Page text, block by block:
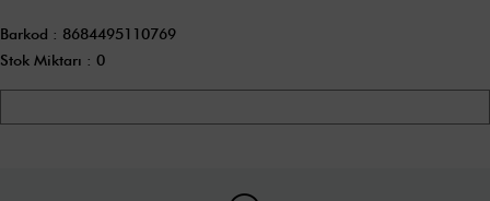
Barkod : 8684495110769
Stok Miktarı : 0